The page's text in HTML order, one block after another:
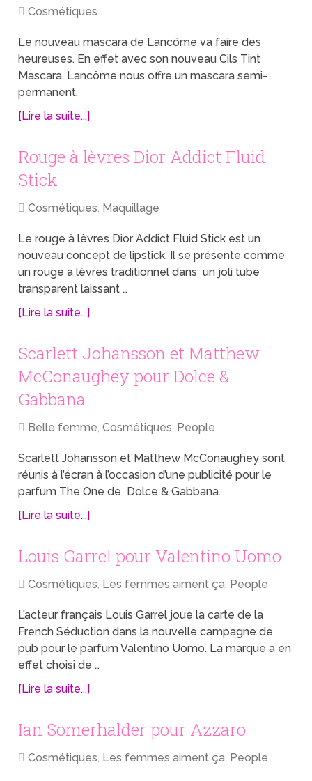
Cosmétiques
Le nouveau mascara de Lancôme va faire des
heureuses. En effet avec son nouveau Cils Tint
Mascara, Lancôme nous offre un mascara semi-
permanent.
[Lire la suite...]
Rouge à lèvres Dior Addict Fluid
Stick
Cosmétiques, Maquillage
Le rouge à lèvres Dior Addict Fluid Stick est un
nouveau concept de lipstick. Il se présente comme
un rouge à lèvres traditionnel dans un joli tube
transparent laissant …
[Lire la suite...]
Scarlett Johansson et Matthew
McConaughey pour Dolce &
Gabbana
Belle femme,Cosmétiques, People
Scarlett Johansson et Matthew McConaughey sont
réunis à l’écran à l’occasion d’une publicité pour le
parfum The One de Dolce & Gabbana.
[Lire la suite...]
Louis Garrel pour Valentino Uomo
Cosmétiques, Les femmes aiment ça, People
L’acteur français Louis Garrel joue la carte de la
French Séduction dans la nouvelle campagne de
pub pour le parfum Valentino Uomo. La marque a en
effet choisi de …
[Lire la suite...]
Ian Somerhalder pour Azzaro
Cosmétiques, Les femmes aiment ça, People